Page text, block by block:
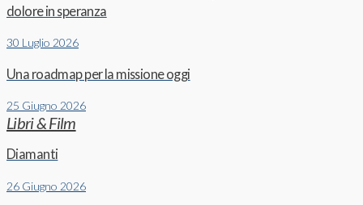
dolore in speranza
30 Luglio 2026
Una roadmap per la missione oggi
25 Giugno 2026
Libri & Film
Diamanti
26 Giugno 2026